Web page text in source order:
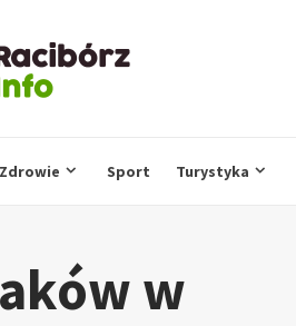
Zdrowie Sport Turystyka
w